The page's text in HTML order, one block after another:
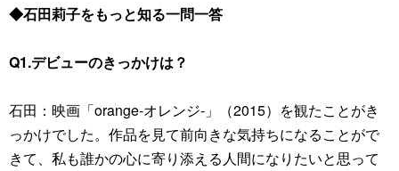
◆石田莉子をもっと知る一問一答
Q1.デビューのきっかけは？
石田：映画「orange-オレンジ-」（2015）を観たことがき
っかけでした。作品を見て前向きな気持ちになることがで
きて、私も誰かの心に寄り添える人間になりたいと思って